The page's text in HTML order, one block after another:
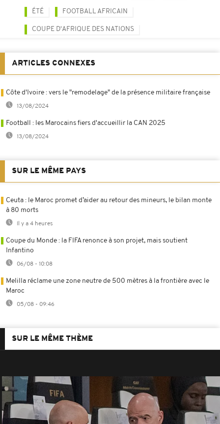
ÉTÉ FOOTBALL AFRICAIN
COUPE D'AFRIQUE DES NATIONS
ARTICLES CONNEXES
Côte d'Ivoire : vers le "remodelage" de la présence militaire française
13/08/2024
Football : les Marocains fiers d'accueillir la CAN 2025
13/08/2024
SUR LE MÊME PAYS
Ceuta : le Maroc promet d’aider au retour des mineurs, le bilan monte
à 80 morts
Il y a 4 heures
Coupe du Monde : la FIFA renonce à son projet, mais soutient
Infantino
06/08 - 10:08
Melilla réclame une zone neutre de 500 mètres à la frontière avec le
Maroc
05/08 - 09:46
SUR LE MÊME THÈME